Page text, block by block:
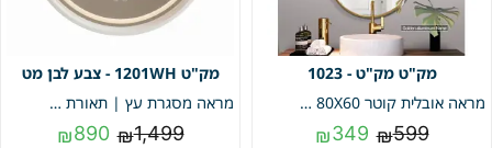
מק"ט - 1023
מראה אובלית קוטר 80X60 | פרופיל זהב | מק"ט 1023
₪599
₪349
1201WH - צבע לבן מט
מראה מסגרת עץ | תאורת לד 3 מצבים & מפשיר אדים | תאורה קדמית | קוטר 80 מק"ט 1201WH
₪1,499
₪890